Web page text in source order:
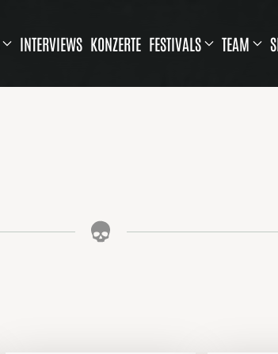
INTERVIEWS KONZERTE FESTIVALS TEAM